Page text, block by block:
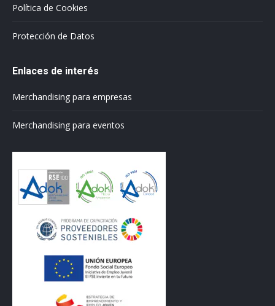
Política de Cookies
Protección de Datos
Enlaces de interés
Merchandising para empresas
Merchandising para eventos